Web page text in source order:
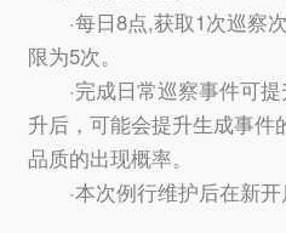
·每日8点,获取1次巡察
限为5次。
·完成日常巡察事件可提
升后，可能会提升生成事件
品质的出现概率。
·本次例行维护后在新开